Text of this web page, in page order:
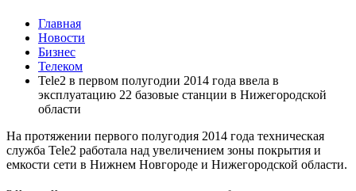
Главная
Новости
Бизнес
Телеком
Tele2 в первом полугодии 2014 года ввела в
эксплуатацию 22 базовые станции в Нижегородской
области
На протяжении первого полугодия 2014 года техническая
служба Tele2 работала над увеличением зоны покрытия и
емкости сети в Нижнем Новгороде и Нижегородской области.